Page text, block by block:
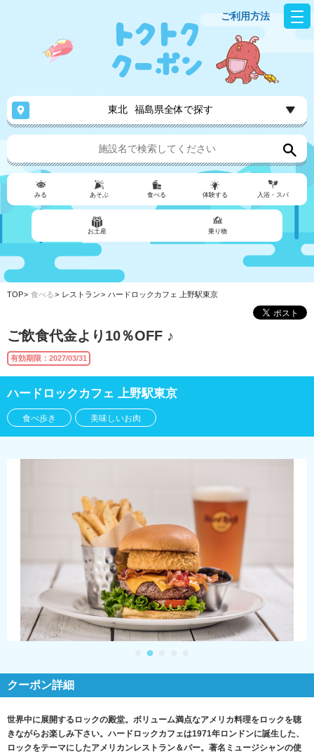
ご利用方法
東北 福島県全体で探す
みる あそぶ 食べる 体験する 入浴・スパ
お土産 乗り物
TOP 食べる レストラン ハードロックカフェ 上野駅東京
ご飲食代金より10％OFF ♪
有効期限：2027/03/31
ハードロックカフェ 上野駅東京
食べ歩き 美味しいお肉
クーポン詳細
世界中に展開するロックの殿堂。ボリューム満点なアメリカ料理をロックを聴
きながらお楽しみ下さい。ハードロックカフェは1971年ロンドンに誕生した、
ロックをテーマにしたアメリカンレストラン＆バー。著名ミュージシャンの使